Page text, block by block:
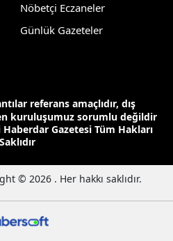
Nöbetçi Eczaneler
Günlük Gazeteler
referans amaçlıdır, dış
kuruluşumuz sorumlu değildir
Gazetesi Tüm Hakları
Saklıdır
© 2026 . Her hakkı saklıdır.